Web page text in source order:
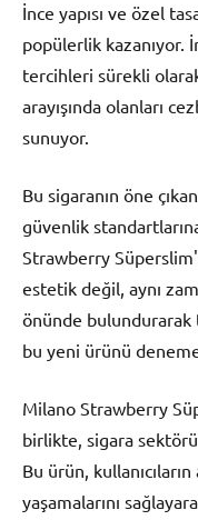
İnce yapısı ve özel
popülerlik kazanıyor.
tercihleri sürekli
arayışında olanları
sunuyor.
Bu sigaranın öne
güvenlik
Strawberry
estetik değil, aynı
önünde bulundurarak
bu yeni ürünü
Milano Strawberry
birlikte, sigara
Bu ürün, kullanıcıların
yaşamalarını